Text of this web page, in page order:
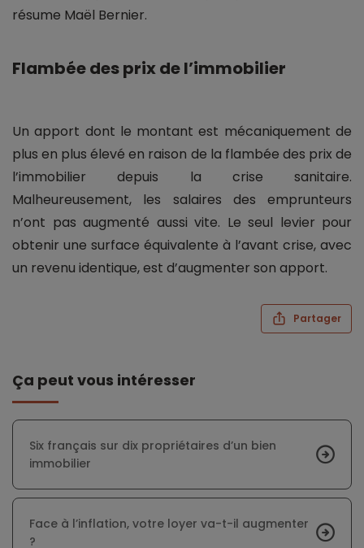
résume Maël Bernier.
Flambée des prix de l’immobilier
Un apport dont le montant est mécaniquement de
plus en plus élevé en raison de la flambée des prix de
l’immobilier depuis la crise sanitaire.
Malheureusement, les salaires des emprunteurs
n’ont pas augmenté aussi vite. Le seul levier pour
obtenir une surface équivalente à l’avant crise, avec
un revenu identique, est d’augmenter son apport.
Partager
Ça peut vous intéresser
Six français sur dix propriétaires d’un bien
immobilier
Face à l’inflation, votre loyer va-t-il augmenter
?